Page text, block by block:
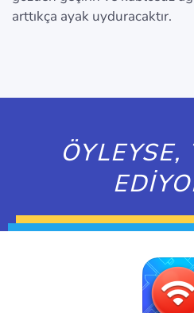
arttıkça ayak uyduracaktır.
ÖYLEYSE,